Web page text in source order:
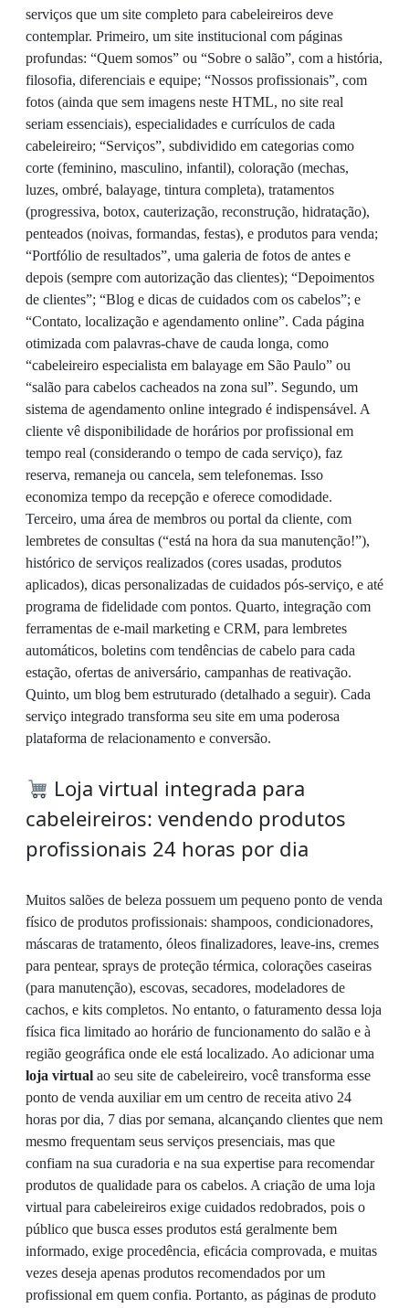
serviços que um site completo para cabeleireiros deve
contemplar. Primeiro, um site institucional com páginas
profundas: “Quem somos” ou “Sobre o salão”, com a história,
filosofia, diferenciais e equipe; “Nossos profissionais”, com
fotos (ainda que sem imagens neste HTML, no site real
seriam essenciais), especialidades e currículos de cada
cabeleireiro; “Serviços”, subdividido em categorias como
corte (feminino, masculino, infantil), coloração (mechas,
luzes, ombré, balayage, tintura completa), tratamentos
(progressiva, botox, cauterização, reconstrução, hidratação),
penteados (noivas, formandas, festas), e produtos para venda;
“Portfólio de resultados”, uma galeria de fotos de antes e
depois (sempre com autorização das clientes); “Depoimentos
de clientes”; “Blog e dicas de cuidados com os cabelos”; e
“Contato, localização e agendamento online”. Cada página
otimizada com palavras-chave de cauda longa, como
“cabeleireiro especialista em balayage em São Paulo” ou
“salão para cabelos cacheados na zona sul”. Segundo, um
sistema de agendamento online integrado é indispensável. A
cliente vê disponibilidade de horários por profissional em
tempo real (considerando o tempo de cada serviço), faz
reserva, remaneja ou cancela, sem telefonemas. Isso
economiza tempo da recepção e oferece comodidade.
Terceiro, uma área de membros ou portal da cliente, com
lembretes de consultas (“está na hora da sua manutenção!”),
histórico de serviços realizados (cores usadas, produtos
aplicados), dicas personalizadas de cuidados pós-serviço, e até
programa de fidelidade com pontos. Quarto, integração com
ferramentas de e-mail marketing e CRM, para lembretes
automáticos, boletins com tendências de cabelo para cada
estação, ofertas de aniversário, campanhas de reativação.
Quinto, um blog bem estruturado (detalhado a seguir). Cada
serviço integrado transforma seu site em uma poderosa
plataforma de relacionamento e conversão.
Loja virtual integrada para
cabeleireiros: vendendo produtos
profissionais 24 horas por dia
Muitos salões de beleza possuem um pequeno ponto de venda
físico de produtos profissionais: shampoos, condicionadores,
máscaras de tratamento, óleos finalizadores, leave-ins, cremes
para pentear, sprays de proteção térmica, colorações caseiras
(para manutenção), escovas, secadores, modeladores de
cachos, e kits completos. No entanto, o faturamento dessa loja
física fica limitado ao horário de funcionamento do salão e à
região geográfica onde ele está localizado. Ao adicionar uma
loja virtual ao seu site de cabeleireiro, você transforma esse
ponto de venda auxiliar em um centro de receita ativo 24
horas por dia, 7 dias por semana, alcançando clientes que nem
mesmo frequentam seus serviços presenciais, mas que
confiam na sua curadoria e na sua expertise para recomendar
produtos de qualidade para os cabelos. A criação de uma loja
virtual para cabeleireiros exige cuidados redobrados, pois o
público que busca esses produtos está geralmente bem
informado, exige procedência, eficácia comprovada, e muitas
vezes deseja apenas produtos recomendados por um
profissional em quem confia. Portanto, as páginas de produto